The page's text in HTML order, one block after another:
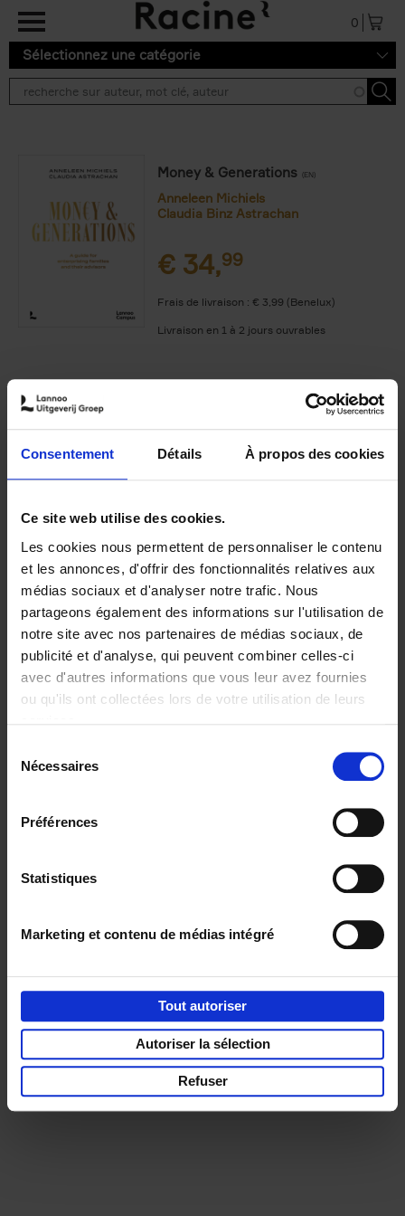
Consentement Détails À propos des cookies
Ce site web utilise des cookies.
Les cookies nous permettent de personnaliser le contenu
et les annonces, d'offrir des fonctionnalités relatives aux
médias sociaux et d'analyser notre trafic. Nous
partageons également des informations sur l'utilisation de
notre site avec nos partenaires de médias sociaux, de
publicité et d'analyse, qui peuvent combiner celles-ci
avec d'autres informations que vous leur avez fournies
ou qu'ils ont collectées lors de votre utilisation de leurs
Nécessaires
Préférences
Statistiques
Marketing et contenu de médias intégré
Tout autoriser
Autoriser la sélection
Refuser
Aller au contenu principal
0
Sélectionnez une catégorie
Money & Generations (EN)
Anneleen Michiels
Claudia Binz Astrachan
€ 34,99
Frais de livraison : € 3,99 (Benelux)
Livraison en 1 à 2 jours ouvrables
9789059960992.PDF
Ajouter au panier
Librairie
E-book
Product details
Droit de retour
Envie de bonnes idées de lecture, de